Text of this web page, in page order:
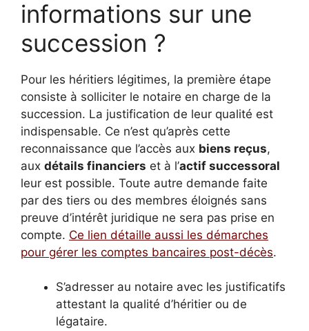
informations sur une
succession ?
Pour les héritiers légitimes, la première étape
consiste à solliciter le notaire en charge de la
succession. La justification de leur qualité est
indispensable. Ce n’est qu’après cette
reconnaissance que l’accès aux biens reçus,
aux détails financiers et à l’actif successoral
leur est possible. Toute autre demande faite
par des tiers ou des membres éloignés sans
preuve d’intérêt juridique ne sera pas prise en
compte. Ce lien détaille aussi les démarches
pour gérer les comptes bancaires post-décès.
S’adresser au notaire avec les justificatifs
attestant la qualité d’héritier ou de
légataire.